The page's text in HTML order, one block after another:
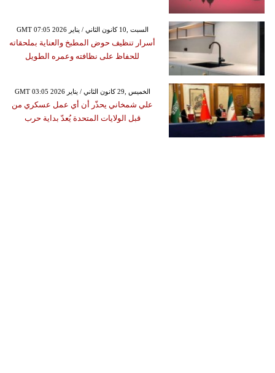
GMT 07:05 2026 السبت ,10 كانون الثاني / يناير
أسرار تنظيف حوض المطبخ والعناية بملحقاته
للحفاظ على نظافته وعمره الطويل
GMT 03:05 2026 الخميس ,29 كانون الثاني / يناير
علي شمخاني يحذّر أن أي عمل عسكري من
قبل الولايات المتحدة يُعدّ بداية حرب